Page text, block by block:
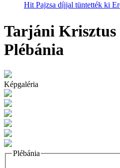
Hit Pajzsa díjjal tüntették ki
Tarjáni
Plébánia
Képgaléria
Plébánia